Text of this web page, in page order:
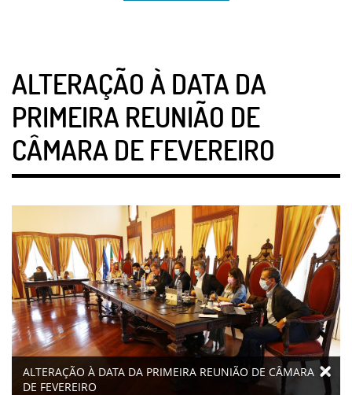
ALTERAÇÃO À DATA DA
PRIMEIRA REUNIÃO DE
CÂMARA DE FEVEREIRO
ALTERAÇÃO À DATA DA PRIMEIRA REUNIÃO DE CÂMARA
DE FEVEREIRO